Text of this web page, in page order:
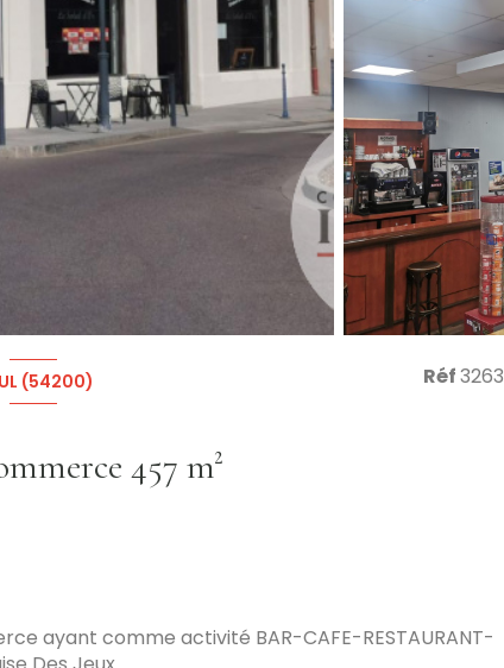
(54200)
Fonds de commerce 457 m²
Réf3263
ayant comme activité BAR-CAFE-RESTAURANT-